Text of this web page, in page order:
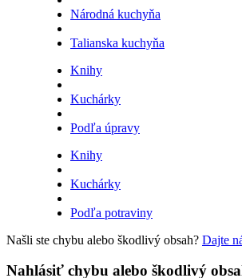
Národná kuchyňa
Talianska kuchyňa
Knihy
Kuchárky
Podľa úpravy
Knihy
Kuchárky
Podľa potraviny
Našli ste chybu alebo škodlivý obsah? Dajte
Nahlásiť chybu alebo škodlivý